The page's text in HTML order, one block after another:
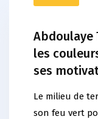
Abdoulaye
les
ses
Le milieu de
son feu vert